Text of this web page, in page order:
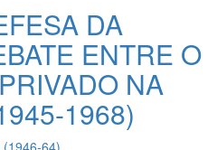
DA
ENTRE O
NA
1968)
(1946-64)